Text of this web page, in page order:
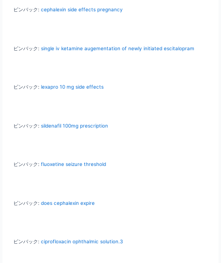
ピンバック: cephalexin side effects pregnancy
ピンバック: single iv ketamine augementation of newly initiated escitalopram
ピンバック: lexapro 10 mg side effects
ピンバック: sildenafil 100mg prescription
ピンバック: fluoxetine seizure threshold
ピンバック: does cephalexin expire
ピンバック: ciprofloxacin ophthalmic solution.3